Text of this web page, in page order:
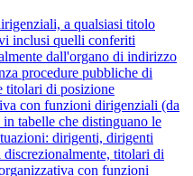
a qualsiasi titolo
inclusi quelli conferiti
dall'organo di indirizzo
procedure pubbliche di
titolari di posizione
con funzioni dirigenziali (da
tabelle che distinguano le
dirigenti, dirigenti
titolari di
con funzioni